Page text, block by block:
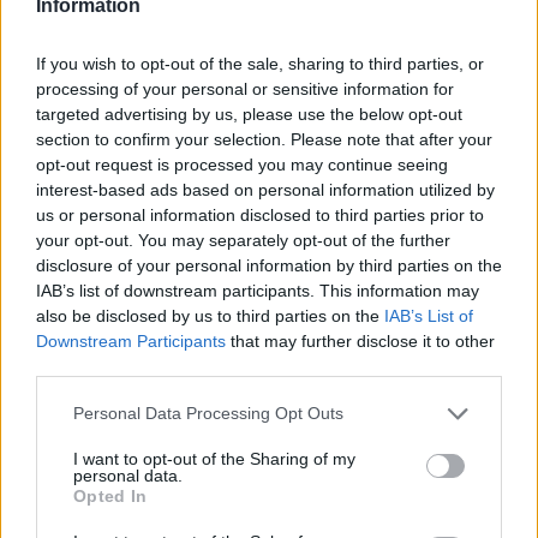
Information
If you wish to opt-out of the sale, sharing to third parties, or
processing of your personal or sensitive information for
targeted advertising by us, please use the below opt-out
section to confirm your selection. Please note that after your
opt-out request is processed you may continue seeing
interest-based ads based on personal information utilized by
us or personal information disclosed to third parties prior to
your opt-out. You may separately opt-out of the further
disclosure of your personal information by third parties on the
IAB’s list of downstream participants. This information may
also be disclosed by us to third parties on the IAB’s List of
Downstream Participants that may further disclose it to other
Personal Data Processing Opt Outs
I want to opt-out of the Sharing of my
personal data.
Opted In
Cómo ir desde Campins a Bastida / Labastida